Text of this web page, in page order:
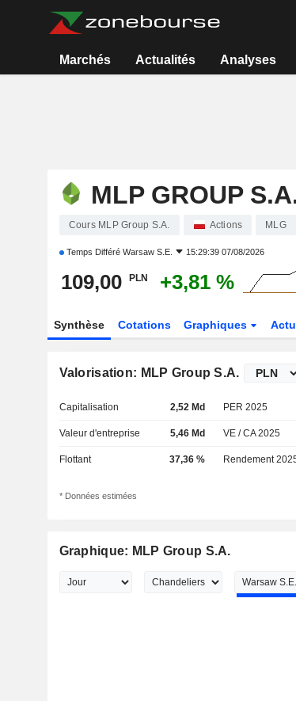
Marchés Actualités Analyses
MLP GROUP
Cours MLP Group S.A. Actions MLG
Temps Différé Warsaw S.E. 15:29:39 07/08/2026
109,00 PLN +3,81 %
Synthèse Cotations Graphiques
Valorisation: MLP Group S.A.
Capitalisation 2,52 Md PER 2025
Valeur d'entreprise 5,46 Md VE / CA 2025
Flottant 37,36 % Rendement
* Données estimées
Graphique: MLP Group S.A.